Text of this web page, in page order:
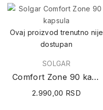
Ovaj proizvod trenutno nije
dostupan
SOLGAR
Comfort Zone 90 kapsula
2.990,00 RSD